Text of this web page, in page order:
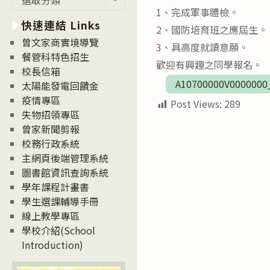
1、完成軍事體檢。
2、國防培育班之應屆生。
3、具高度就讀意願。
歡迎有興趣之同學報名。
Post Views: 289
消
息
News
快速連結 Links
曾文家商實境導覽
餐管科特色招生
校長信箱
太陽能發電回饋金
疫情專區
失物招領專區
曾家新聞剪報
校務行政系統
主網頁後端管理系統
圖書館資訊查詢系統
學年課程計畫書
學生選課輔導手冊
線上教學專區
學校介紹(School
Introduction)